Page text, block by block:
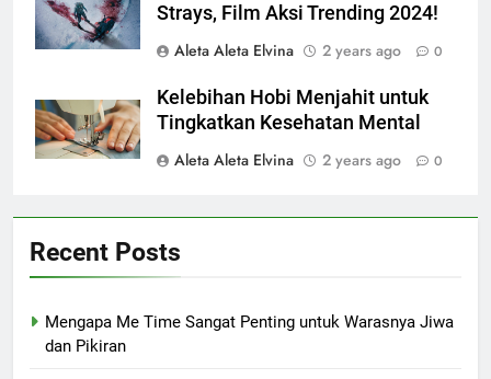
Strays, Film Aksi Trending 2024!
Aleta Aleta Elvina
2 years ago 0
Kelebihan Hobi Menjahit untuk
Tingkatkan Kesehatan Mental
Aleta Aleta Elvina
2 years ago 0
Recent Posts
Mengapa Me Time Sangat Penting untuk Warasnya Jiwa
dan Pikiran